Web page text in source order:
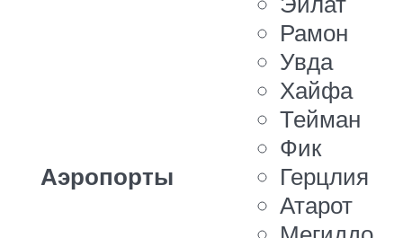
Аэропорты
Рамон
Увда
Хайфа
Тейман
Фик
Герцлия
Атарот